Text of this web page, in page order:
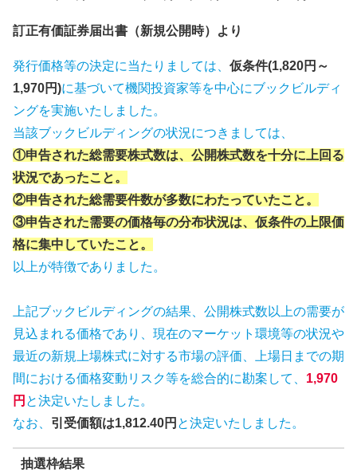
訂正有価証券届出書（新規公開時）より
発行価格等の決定に当たりましては、 仮条件(1,820円～
1,970円)に基づいて機関投資家等を中心にブックビルディ
ングを実施いたしました。
当該ブックビルディングの状況につきましては、
①申告された総需要株式数は、公開株式数を十分に上回る
状況であったこと。
②申告された総需要件数が多数にわたっていたこと。
③申告された需要の価格毎の分布状況は、仮条件の上限価
格に集中していたこと。
以上が特徴でありました。
上記ブックビルディングの結果、公開株式数以上の需要が
見込まれる価格であり、現在のマーケット環境等の状況や
最近の新規上場株式に対する市場の評価、上場日までの期
間における価格変動リスク等を総合的に勘案して、 1,970
円 と決定いたしました。
なお、 引受価額は1,812.40円 と決定いたしました。
抽選枠結果